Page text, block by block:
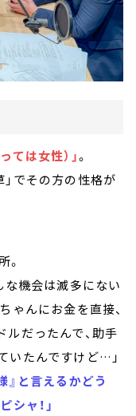
ては女性） 」。
でその方の性格が
。
な機会は滅多にない
ゃんにお金を直接、
だったんで、助手
いたんですけど…」
』と言えるかどう
シャ！」